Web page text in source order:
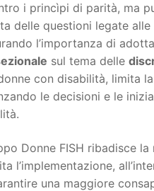
i princìpi di parità, ma
delle questioni legate
l’importanza di
sul tema delle
con disabilità, limita
le decisioni e le
Donne FISH ribadisce la
l’implementazione,
una maggiore